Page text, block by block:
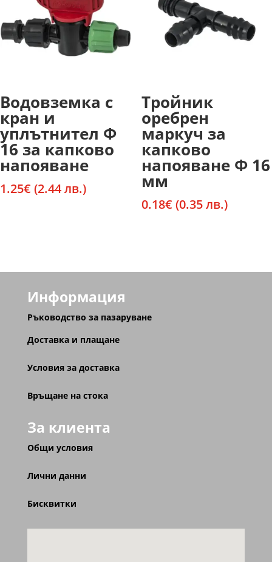
Водовземка с
кран и
уплътнител Ф
16 за капково
напояване
1.25€ (2.44 лв.)
Тройник
оребрен
маркуч за
капково
напояване Ф 16
мм
0.18€ (0.35 лв.)
Информация
Ръководство за пазаруване
Доставка и плащане
Условия за доставка
Връщане на стока
За клиента
Общи условия
Лични данни
Бисквитки